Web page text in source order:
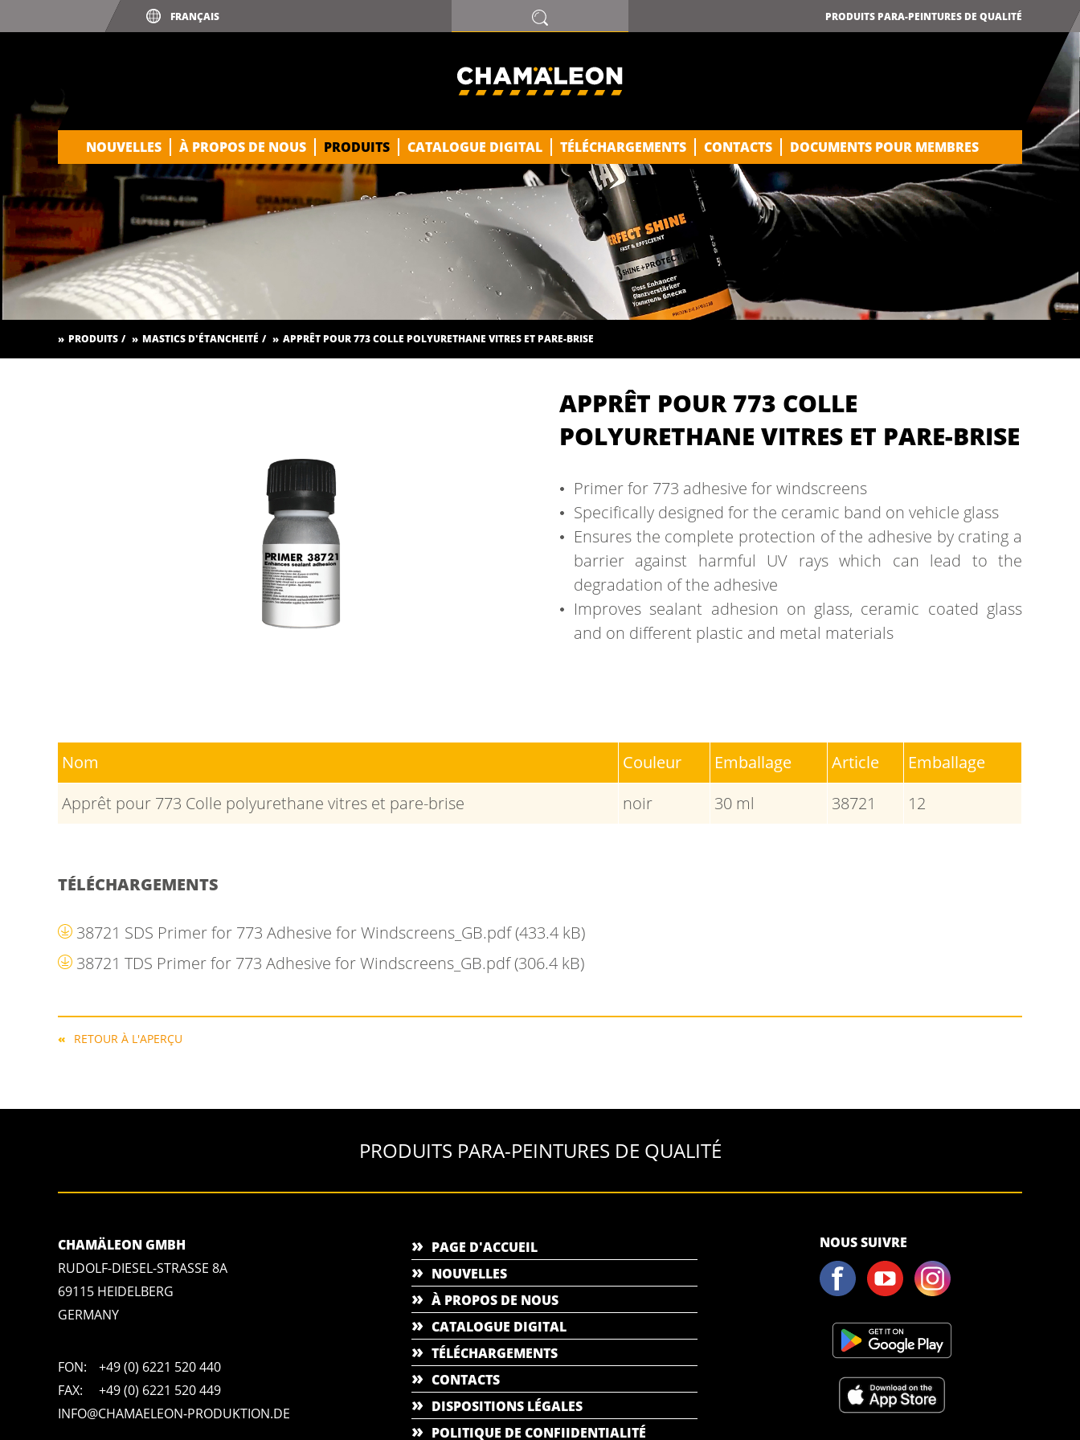
PRODUITS PARA-PEINTURES DE QUALITÉ
NOUVELLES À PROPOS DE NOUS PRODUITS CATALOGUE DIGITAL TÉLÉCHARGEMENTS CONTACTS DOCUMENTS POUR MEMBRES
PRODUITS MASTICS D'ÉTANCHEITÉ APPRÊT POUR 773 COLLE POLYURETHANE VITRES ET PARE-BRISE
APPRÊT POUR 773 COLLE
POLYURETHANE VITRES ET PARE-BRISE
Primer for 773 adhesive for windscreens
Specifically designed for the ceramic band on vehicle glass
Ensures the complete protection of the adhesive by crating a
barrier against harmful UV rays which can lead to the
degradation of the adhesive
Improves sealant adhesion on glass, ceramic coated glass
and on different plastic and metal materials
Nom Couleur Emballage Article
Emballage
Apprêt pour 773 Colle polyurethane vitres et pare-brise
noir 30 ml 38721 12
TÉLÉCHARGEMENTS
38721 SDS Primer for 773 Adhesive for Windscreens_GB.pdf(433.4 kB)
38721 TDS Primer for 773 Adhesive for Windscreens_GB.pdf(306.4 kB)
RETOUR À L'APERÇU
PRODUITS PARA-PEINTURES DE QUALITÉ
CHAMÄLEON GMBH
RUDOLF-DIESEL-STRASSE 8A
69115 HEIDELBERG
GERMANY
FON:
+49 (0) 6221 520 440
FAX:
+49 (0) 6221 520 449
INFO@CHAMAELEON-PRODUKTION.DE
PAGE D'ACCUEIL
NOUVELLES
À PROPOS DE NOUS
CATALOGUE DIGITAL
TÉLÉCHARGEMENTS
CONTACTS
DISPOSITIONS LÉGALES
POLITIQUE DE CONFIIDENTIALITÉ
NOUS SUIVRE